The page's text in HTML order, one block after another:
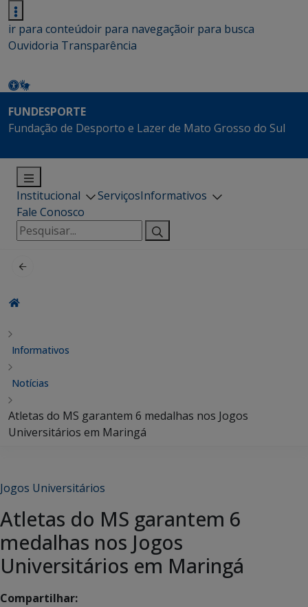
ir para conteúdoir para navegaçãoir para busca
Ouvidoria Transparência
FUNDESPORTE
Fundação de Desporto e Lazer de Mato Grosso do Sul
Institucional ServiçosInformativos
Fale Conosco
Pesquisar
por:
Informativos
Notícias
Atletas do MS garantem 6 medalhas nos Jogos
Universitários em Maringá
Jogos Universitários
Atletas do MS garantem 6
medalhas nos Jogos
Universitários em Maringá
Compartilhar: